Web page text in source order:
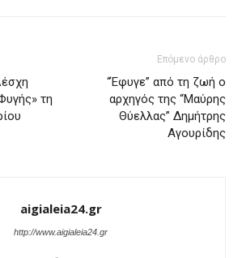
τη
Επόμενο άρθρο
“Έφυγε” από τη ζωή ο
αρχηγός της “Μαύρης
Θύελλας” Δημήτρης
Αγουρίδης
aigialeia24.gr
http://www.aigialeia24.gr